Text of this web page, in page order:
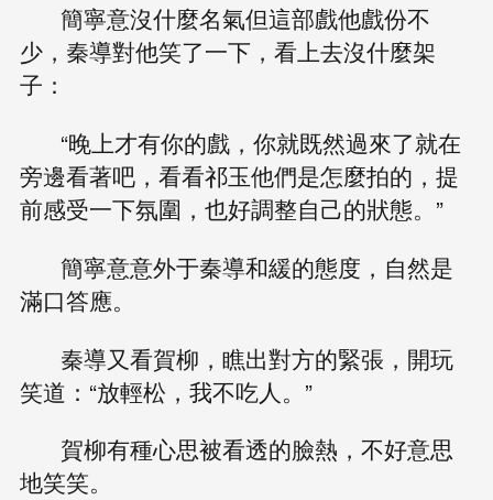
簡寧意沒什麼名氣但這部戲他戲份不
少，秦導對他笑了一下，看上去沒什麼架
子：
“晚上才有你的戲，你就既然過來了就在
旁邊看著吧，看看祁玉他們是怎麼拍的，提
前感受一下氛圍，也好調整自己的狀態。”
簡寧意意外于秦導和緩的態度，自然是
滿口答應。
秦導又看賀柳，瞧出對方的緊張，開玩
笑道：“放輕松，我不吃人。”
賀柳有種心思被看透的臉熱，不好意思
地笑笑。